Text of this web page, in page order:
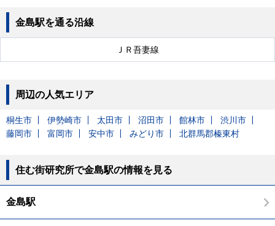
金島駅を通る沿線
ＪＲ吾妻線
周辺の人気エリア
桐生市 伊勢崎市 太田市 沼田市 館林市
渋川市
藤岡市
富岡市 安中市 みどり市 北群馬郡榛東村
住む街研究所で金島駅の情報を見る
金島駅